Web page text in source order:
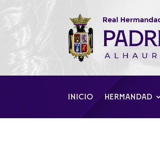
INICIO HERMANDAD